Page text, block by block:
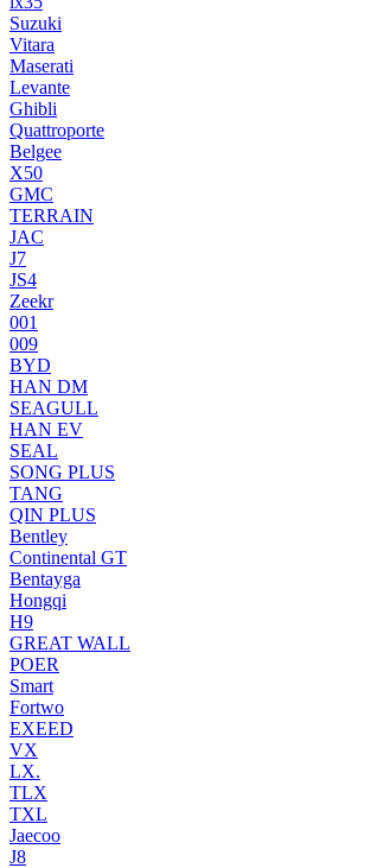
Suzuki
Vitara
Maserati
Levante
Ghibli
Quattroporte
Belgee
X50
GMC
TERRAIN
JAC
J7
JS4
Zeekr
001
009
BYD
HAN DM
SEAGULL
HAN EV
SEAL
SONG PLUS
TANG
QIN PLUS
Bentley
Continental GT
Bentayga
Hongqi
H9
GREAT WALL
POER
Smart
Fortwo
EXEED
VX
LX.
TLX
TXL
Jaecoo
J8